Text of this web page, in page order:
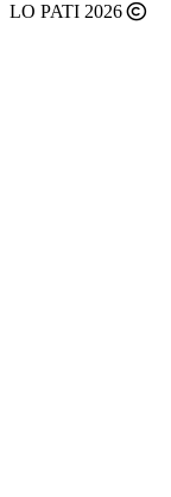
LO PATI 2026